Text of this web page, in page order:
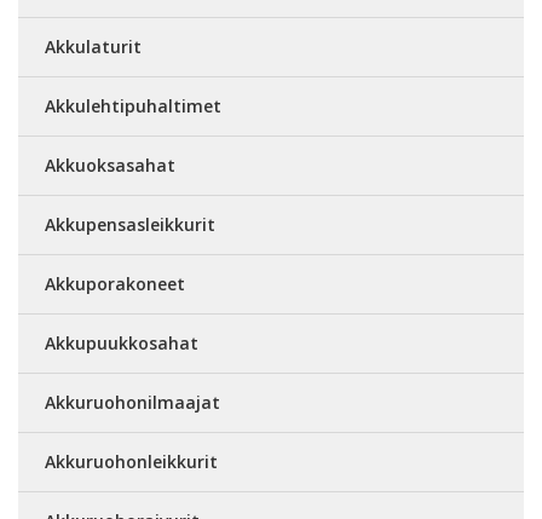
Akkulaturit
Akkulehtipuhaltimet
Akkuoksasahat
Akkupensasleikkurit
Akkuporakoneet
Akkupuukkosahat
Akkuruohonilmaajat
Akkuruohonleikkurit